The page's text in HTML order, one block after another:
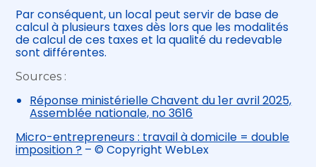
Par conséquent, un local peut servir de base de
calcul à plusieurs taxes dès lors que les modalités
de calcul de ces taxes et la qualité du redevable
sont différentes.
Sources :
Réponse ministérielle Chavent du 1er avril 2025,
Assemblée nationale, no 3616
Micro-entrepreneurs : travail à domicile = double
imposition ? – © Copyright WebLex